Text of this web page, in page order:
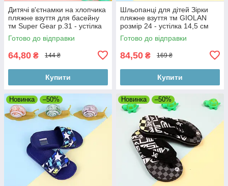
Дитячі в'єтнамки на хлопчика
пляжне взуття для басейну
тм Super Gear р.31 - устілка
19,7 см
Готово до відправки
64,80 ₴ 144 ₴
Купити
Шльопанці для дітей Зірки
пляжне взуття тм GIOLAN
розмір 24 - устілка 14,5 см
Готово до відправки
84,50 ₴ 169 ₴
Купити
Новинка –50% Новинка –50%